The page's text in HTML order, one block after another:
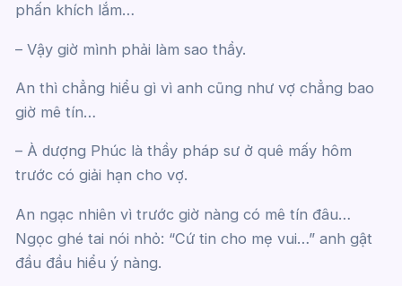
phấn khích lắm…
– Vậy giờ mình phải làm sao thầy.
An thì chẳng hiểu gì vì anh cũng như vợ chẳng bao
giờ mê tín…
– À dượng Phúc là thầy pháp sư ở quê mấy hôm
trước có giải hạn cho vợ.
An ngạc nhiên vì trước giờ nàng có mê tín đâu…
Ngọc ghé tai nói nhỏ: “Cứ tin cho mẹ vui…” anh gật
đầu đầu hiểu ý nàng.